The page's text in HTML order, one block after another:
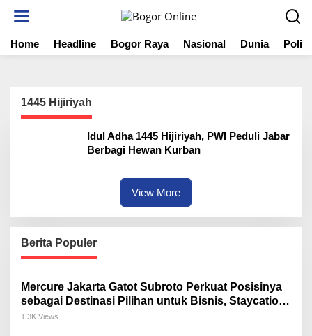
t
Home Headline Bogor Raya Nasional Dunia
1445 Hijiriyah
Idul Adha 1445 Hijiriyah, PWI Peduli Jabar
Berbagi Hewan Kurban
View More
Berita Populer
Mercure Jakarta Gatot Subroto Perkuat Posisinya
sebagai Destinasi Pilihan untuk Bisnis, Staycation,
Meeting, dan Kuliner di Jakarta Selatan
1.3K Views